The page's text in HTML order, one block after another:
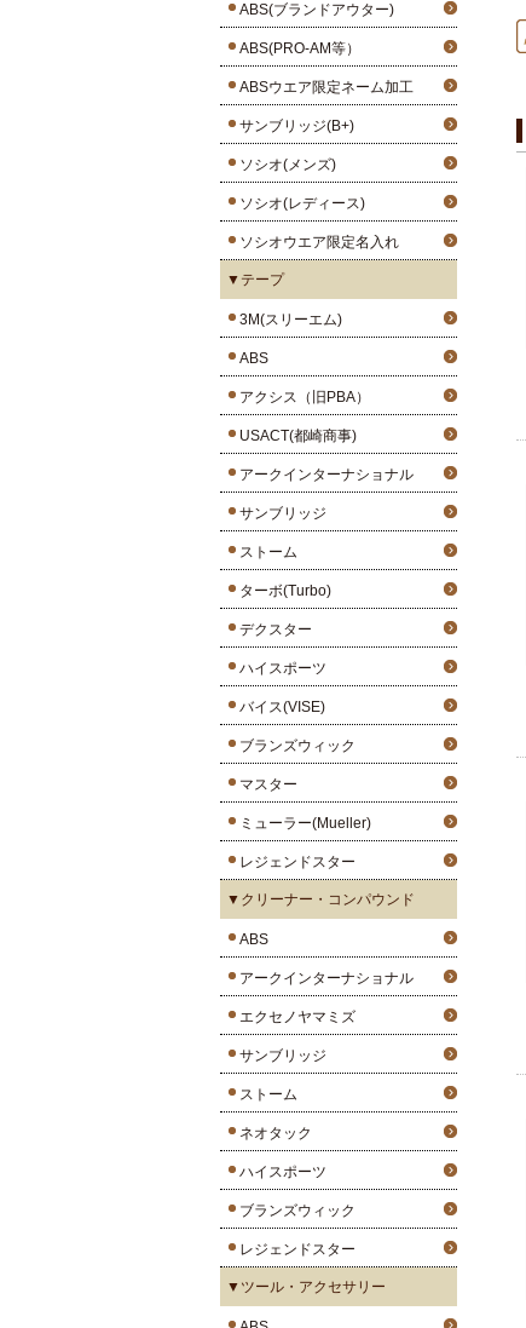
ABS(ブランドアウター)
ABS(PRO-AM等）
ABSウエア限定ネーム加工
サンブリッジ(B+)
ソシオ(メンズ)
ソシオ(レディース)
ソシオウエア限定名入れ
▼テープ
3M(スリーエム)
ABS
アクシス（旧PBA）
USACT(都崎商事)
アークインターナショナル
サンブリッジ
ストーム
ターボ(Turbo)
デクスター
ハイスポーツ
バイス(VISE)
ブランズウィック
マスター
ミューラー(Mueller)
レジェンドスター
▼クリーナー・コンパウンド
ABS
アークインターナショナル
エクセノヤマミズ
サンブリッジ
ストーム
ネオタック
ハイスポーツ
ブランズウィック
レジェンドスター
▼ツール・アクセサリー